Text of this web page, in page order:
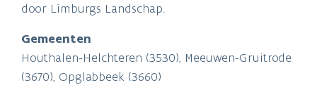
door Limburgs Landschap.
Gemeenten
Houthalen-Helchteren (3530), Meeuwen-Gruitrode
(3670), Opglabbeek (3660)